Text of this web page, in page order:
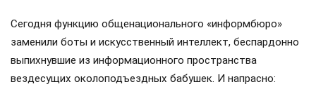
Сегодня функцию общенационального «информбюро»
заменили боты и искусственный интеллект, беспардонно
выпихнувшие из информационного пространства
вездесущих околоподъездных бабушек. И напрасно: